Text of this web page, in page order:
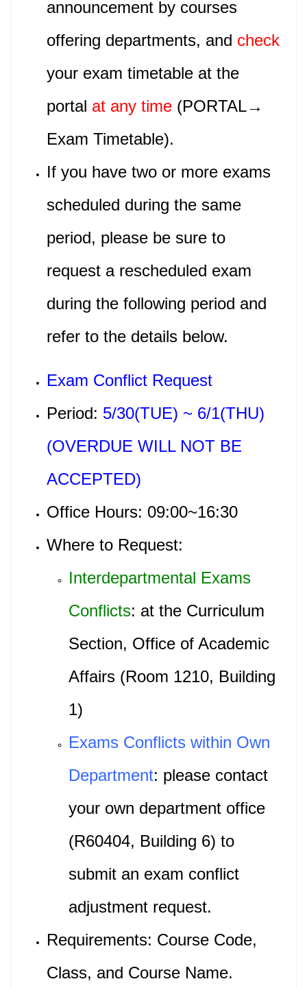
announcement by courses
offering departments, and check
your exam timetable at the
portal at any time (PORTAL→
Exam Timetable).
If you have two or more exams
scheduled during the same
period, please be sure to
request a rescheduled exam
during the following period and
refer to the details below.
Exam Conflict Request
Period: 5/30(TUE) ~ 6/1(THU)
(OVERDUE WILL NOT BE
ACCEPTED)
Office Hours: 09:00~16:30
Where to Request:
Interdepartmental Exams
Conflicts: at the Curriculum
Section, Office of Academic
Affairs (Room 1210, Building
1)
Exams Conflicts within Own
Department: please contact
your own department office
(R60404, Building 6) to
submit an exam conflict
adjustment request.
Requirements: Course Code,
Class, and Course Name.